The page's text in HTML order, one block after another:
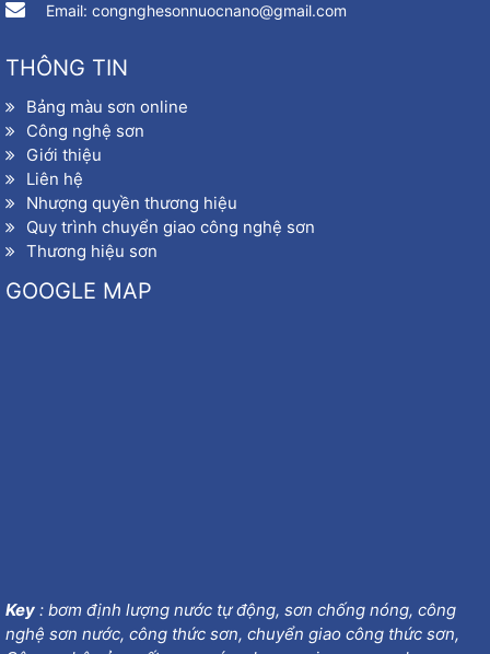
Email: congnghesonnuocnano@gmail.com
THÔNG TIN
Bảng màu sơn online
Công nghệ sơn
Giới thiệu
Liên hệ
Nhượng quyền thương hiệu
Quy trình chuyển giao công nghệ sơn
Thương hiệu sơn
GOOGLE MAP
Key : bơm định lượng nước tự động, sơn chống nóng, công
nghệ sơn nước, công thức sơn, chuyển giao công thức sơn,